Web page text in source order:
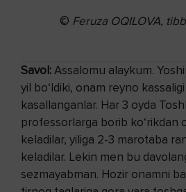
© Feruza OQILOVA,
Savol:Assalomu alaykum.
yil bo‘ldiki, onam reyno
kasallanganlar. Har 3 oyda
professorlarga borib ko‘rikdan
keladilar, yiliga 2-3 marotaba
keladilar. Lekin men bu
sezmayabman. Hozir onamni